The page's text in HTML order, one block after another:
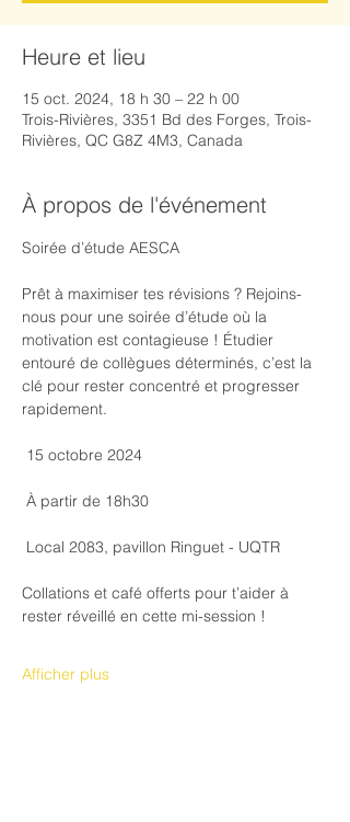
Heure et lieu
15 oct. 2024, 18 h 30 – 22 h 00
Trois-Rivières, 3351 Bd des Forges, Trois-
Rivières, QC G8Z 4M3, Canada
À propos de l'événement
Soirée d’étude AESCA
Prêt à maximiser tes révisions ? Rejoins-
nous pour une soirée d’étude où la
motivation est contagieuse ! Étudier
entouré de collègues déterminés, c’est la
clé pour rester concentré et progresser
rapidement.
15 octobre 2024
À partir de 18h30
Local 2083, pavillon Ringuet - UQTR
Collations et café offerts pour t’aider à
rester réveillé en cette mi-session !
Afficher plus